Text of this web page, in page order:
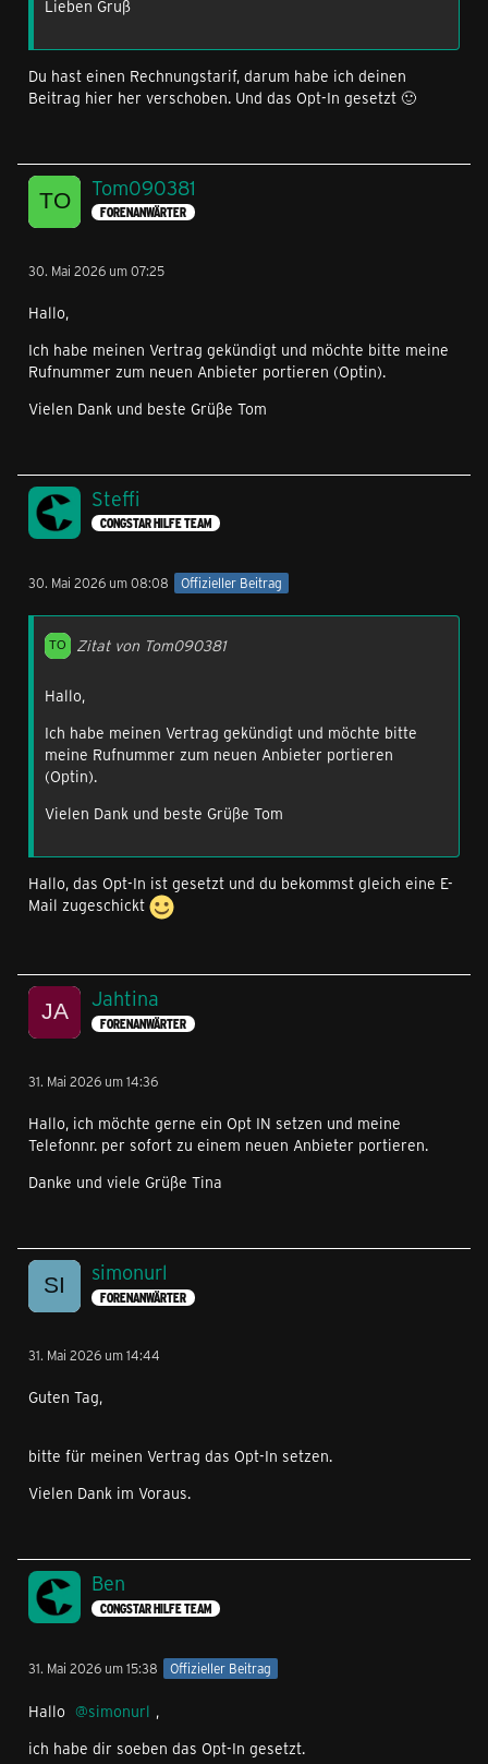
Lieben Gruß
Du hast einen Rechnungstarif, darum habe ich deinen
Beitrag hier her verschoben. Und das Opt-In gesetzt 🙂
Tom090381
FORENANWÄRTER
30. Mai 2026 um 07:25
Hallo,
Ich habe meinen Vertrag gekündigt und möchte bitte meine
Rufnummer zum neuen Anbieter portieren (Optin).
Vielen Dank und beste Grüße Tom
Steffi
CONGSTAR HILFE TEAM
30. Mai 2026 um 08:08 Offizieller Beitrag
Zitat von Tom090381
Hallo,
Ich habe meinen Vertrag gekündigt und möchte bitte
meine Rufnummer zum neuen Anbieter portieren
(Optin).
Vielen Dank und beste Grüße Tom
Hallo, das Opt-In ist gesetzt und du bekommst gleich eine E-
Mail zugeschickt
Jahtina
FORENANWÄRTER
31. Mai 2026 um 14:36
Hallo, ich möchte gerne ein Opt IN setzen und meine
Telefonnr. per sofort zu einem neuen Anbieter portieren.
Danke und viele Grüße Tina
simonurl
FORENANWÄRTER
31. Mai 2026 um 14:44
Guten Tag,
bitte für meinen Vertrag das Opt-In setzen.
Vielen Dank im Voraus.
Ben
CONGSTAR HILFE TEAM
31. Mai 2026 um 15:38 Offizieller Beitrag
Hallo simonurl ,
ich habe dir soeben das Opt-In gesetzt.